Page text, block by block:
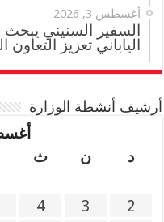
أغسطس 3, 2026
السفير السنيني
الياباني تعزيز التعاون
أرشيف أنشطة الوزارة
د
ن ث
2
3
4